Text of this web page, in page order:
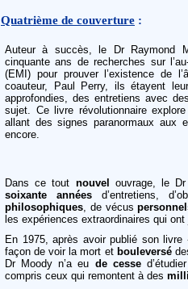
Quatrième de couverture :
Auteur à succès, le Dr Raymond
cinquante ans de recherches sur
(EMI) pour prouver l’existence de
coauteur, Paul Perry, ils étayent
approfondies, des entretiens avec
sujet. Ce livre révolutionnaire
allant des signes paranormaux aux
encore.
Dans ce tout nouvel
ouvrage, le
soixante annéesd’entretiens,
philosophiques, de vécus
les expériences extraordinaires qui
En 1975, après avoir publié son
façon de voir la mort et bouleversé
Dr Moody n’a eu de cesse
compris ceux qui remontent à des